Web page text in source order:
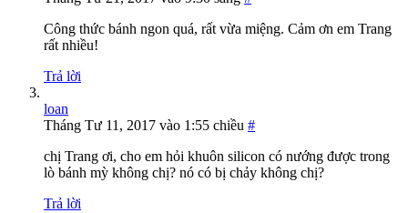
Công thức bánh ngon quá, rất vừa miệng. Cảm ơn em Trang
rất nhiều!
Trả lời
loan
Tháng Tư 11, 2017 vào 1:55 chiều #
chị Trang ơi, cho em hỏi khuôn silicon có nướng được trong
lò bánh mỳ không chị? nó có bị chảy không chị?
Trả lời